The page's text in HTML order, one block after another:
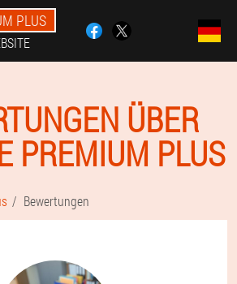
PLUS
ÜBER
PREMIUM PLUS
Bewertungen